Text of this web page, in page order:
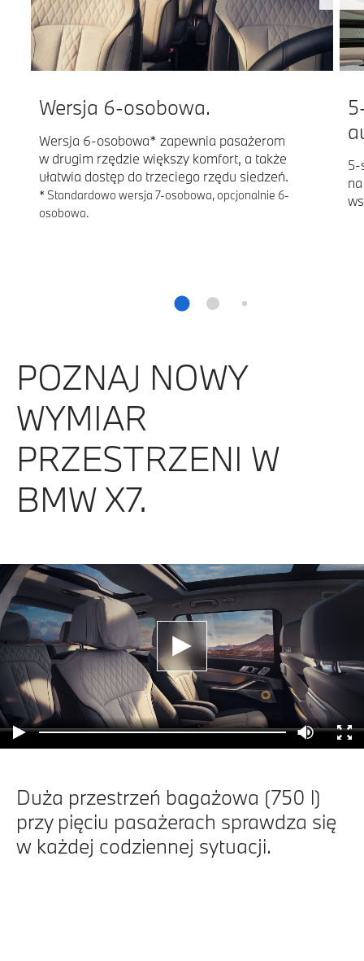
Wersja 6-osobowa.
Wersja 6-osobowa* zapewnia pasażerom
w drugim rzędzie większy komfort, a także
ułatwia dostęp do trzeciego rzędu siedzeń.
* Standardowo wersja 7-osobowa, opcjonalnie 6-
osobowa.
5-
POZNAJ NOWY
WYMIAR
PRZESTRZENI W
BMW X7.
Duża przestrzeń bagażowa (750 l)
przy pięciu pasażerach sprawdza się
w każdej codziennej sytuacji.